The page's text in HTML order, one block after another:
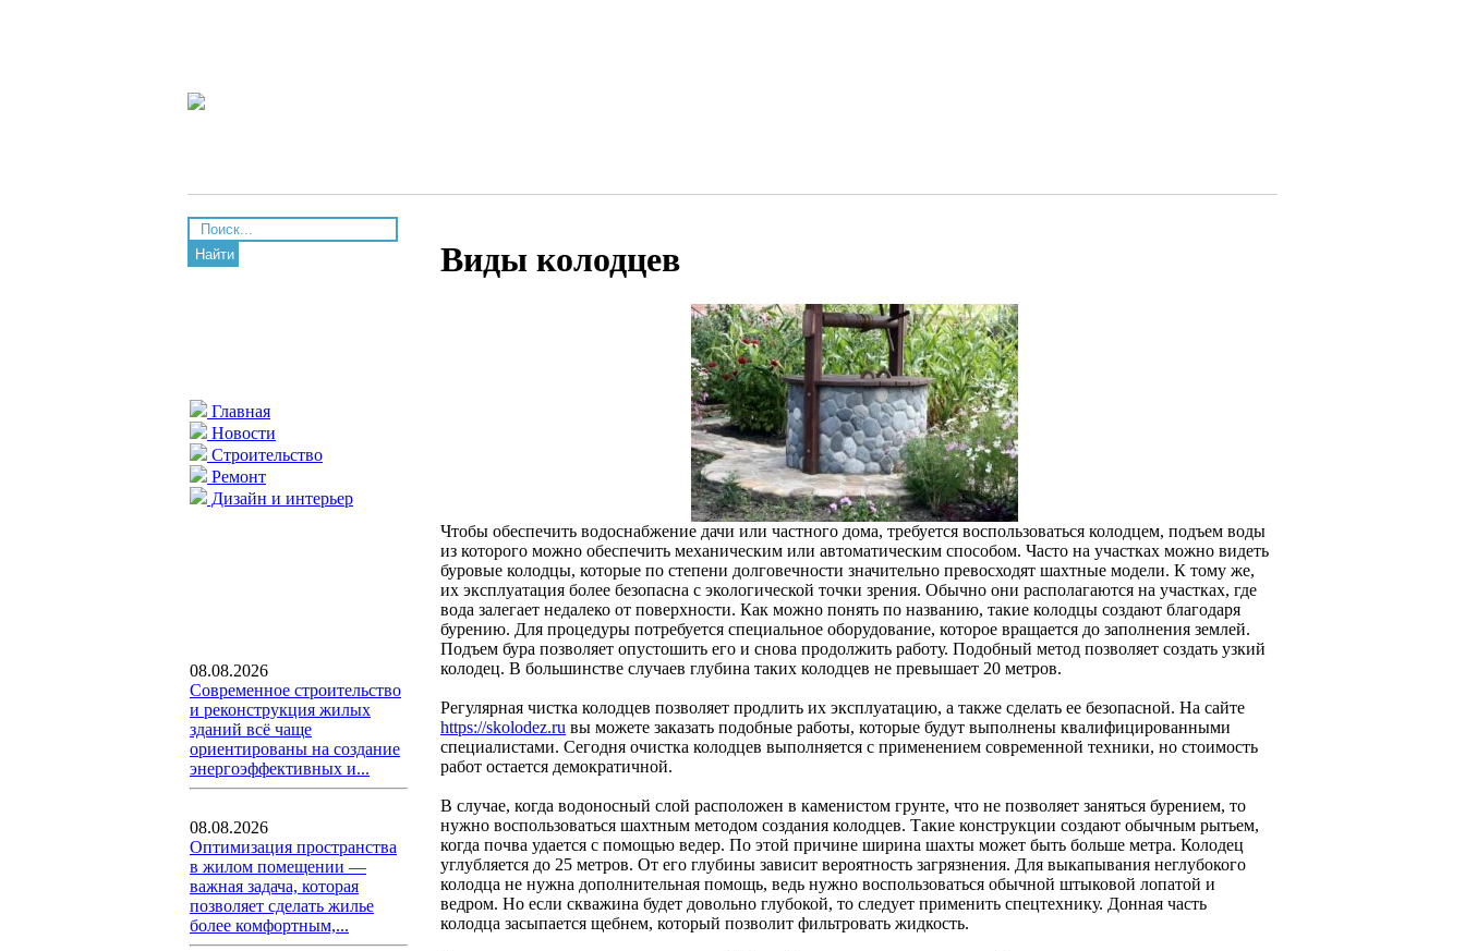
Найти
Главная
Новости
Строительство
Ремонт
Дизайн и интерьер
08.08.2026
Современное строительство
и реконструкция жилых
зданий всё чаще
ориентированы на создание
энергоэффективных и...
08.08.2026
Оптимизация пространства
в жилом помещении —
важная задача, которая
позволяет сделать жилье
более комфортным,...
Виды колодцев
Чтобы обеспечить водоснабжение дачи или частного дома, требуется воспользоваться колодцем, подъем воды
из которого можно обеспечить механическим или автоматическим способом. Часто на участках можно видеть
буровые колодцы, которые по степени долговечности значительно превосходят шахтные модели. К тому же,
их эксплуатация более безопасна с экологической точки зрения. Обычно они располагаются на участках, где
вода залегает недалеко от поверхности. Как можно понять по названию, такие колодцы создают благодаря
бурению. Для процедуры потребуется специальное оборудование, которое вращается до заполнения землей.
Подъем бура позволяет опустошить его и снова продолжить работу. Подобный метод позволяет создать узкий
колодец. В большинстве случаев глубина таких колодцев не превышает 20 метров.
Регулярная чистка колодцев позволяет продлить их эксплуатацию, а также сделать ее безопасной. На сайте
https://skolodez.ru вы можете заказать подобные работы, которые будут выполнены квалифицированными
специалистами. Сегодня очистка колодцев выполняется с применением современной техники, но стоимость
работ остается демократичной.
В случае, когда водоносный слой расположен в каменистом грунте, что не позволяет заняться бурением, то
нужно воспользоваться шахтным методом создания колодцев. Такие конструкции создают обычным рытьем,
когда почва удается с помощью ведер. По этой причине ширина шахты может быть больше метра. Колодец
углубляется до 25 метров. От его глубины зависит вероятность загрязнения. Для выкапывания неглубокого
колодца не нужна дополнительная помощь, ведь нужно воспользоваться обычной штыковой лопатой и
ведром. Но если скважина будет довольно глубокой, то следует применить спецтехнику. Донная часть
колодца засыпается щебнем, который позволит фильтровать жидкость.